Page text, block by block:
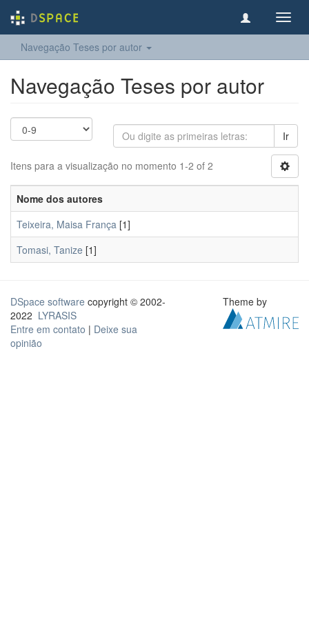
Navegação Teses por autor
Navegação Teses por autor
Ir
Itens para a visualização no momento 1-2 of 2
Nome dos autores
Teixeira, Maisa França [1]
Tomasi, Tanize [1]
DSpace software copyright © 2002-
2022 LYRASIS
Entre em contato | Deixe sua
opinião
Theme by